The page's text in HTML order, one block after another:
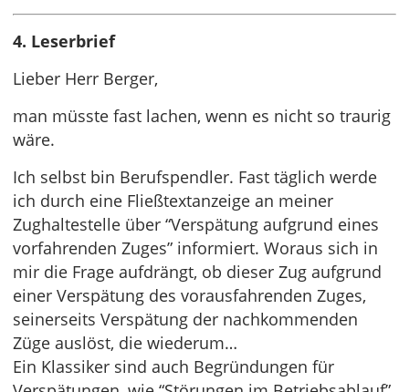
4. Leserbrief
Lieber Herr Berger,
man müsste fast lachen, wenn es nicht so traurig
wäre.
Ich selbst bin Berufspendler. Fast täglich werde
ich durch eine Fließtextanzeige an meiner
Zughaltestelle über “Verspätung aufgrund eines
vorfahrenden Zuges” informiert. Woraus sich in
mir die Frage aufdrängt, ob dieser Zug aufgrund
einer Verspätung des vorausfahrenden Zuges,
seinerseits Verspätung der nachkommenden
Züge auslöst, die wiederum…
Ein Klassiker sind auch Begründungen für